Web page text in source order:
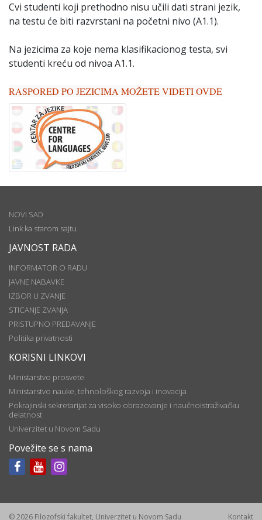
Cvi studenti koji prethodno nisu učili dati strani jezik,
na testu će biti razvrstani na početni nivo (A1.1).
Na jezicima za koje nema klasifikacionog testa, svi
studenti kreću od nivoa A1.1.
RASPORED PO JEZICIMA MOŽETE VIDETI OVDE
NOVI SAD
Link ka starom sajtu
JAVNOST RADA
INFORMATOR O RADU
JAVNE NABAVKE
IZBOR U ZVANJE
STICANJE ZVANJA
PRISTUPNO PREDAVANJE
Politika privatnosti
KORISNI LINKOVI
Ministarstvo prosvete
Ministarstvo nauke, tehnološkog razvoja i inovacija
Pokrajinski sekretarijat za visoko obrazovanje i naučnoistraživačku
delatnost
Univerzitet u Novom Sadu
Povežite se s nama
© 2026 Filozofski fakultet, Univerzitet u Novom Sadu Kontakt